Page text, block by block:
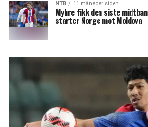
NTB 11 måneder siden
Myhre fikk den siste
starter Norge mot Moldova